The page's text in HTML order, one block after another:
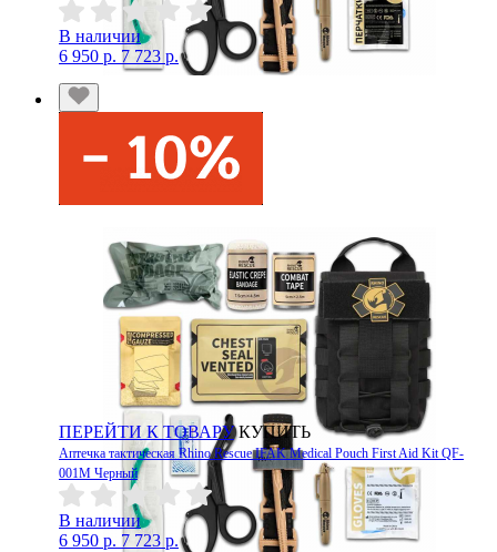
В наличии
6 950 р. 7 723 р.
ПЕРЕЙТИ К ТОВАРУ КУПИТЬ
Аптечка тактическая Rhino Rescue IFAK Medical Pouch First Aid Kit QF-
001M Черный
В наличии
6 950 р. 7 723 р.